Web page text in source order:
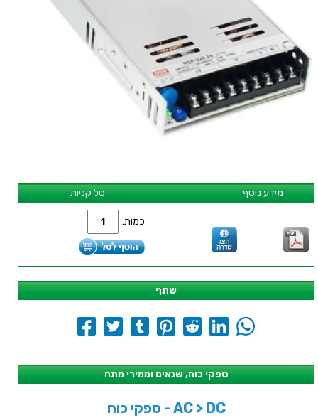
סל קניות מידע נוסף
כמות:
שתף
ספקי כוח, שנאים וממירי מתח
ספקי כוח - AC > DC